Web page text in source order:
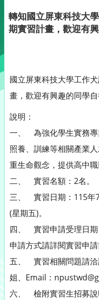
轉知國立屏東科技大
期實習計畫，歡迎有
國立屏東科技大學工作
畫，歡迎有興趣的同學自
說明：
一、 為強化學生實務專
照養、訓練等相關產業
重生命觀念，提供高中
二、 實習名額：2名。
三、 實習日期：115年
(星期五)。
四、 實習申請受理日期
申請方式請詳閱實習申請
五、 實習相關問題請洽
姐、Email：
六、 檢附實習生招募說